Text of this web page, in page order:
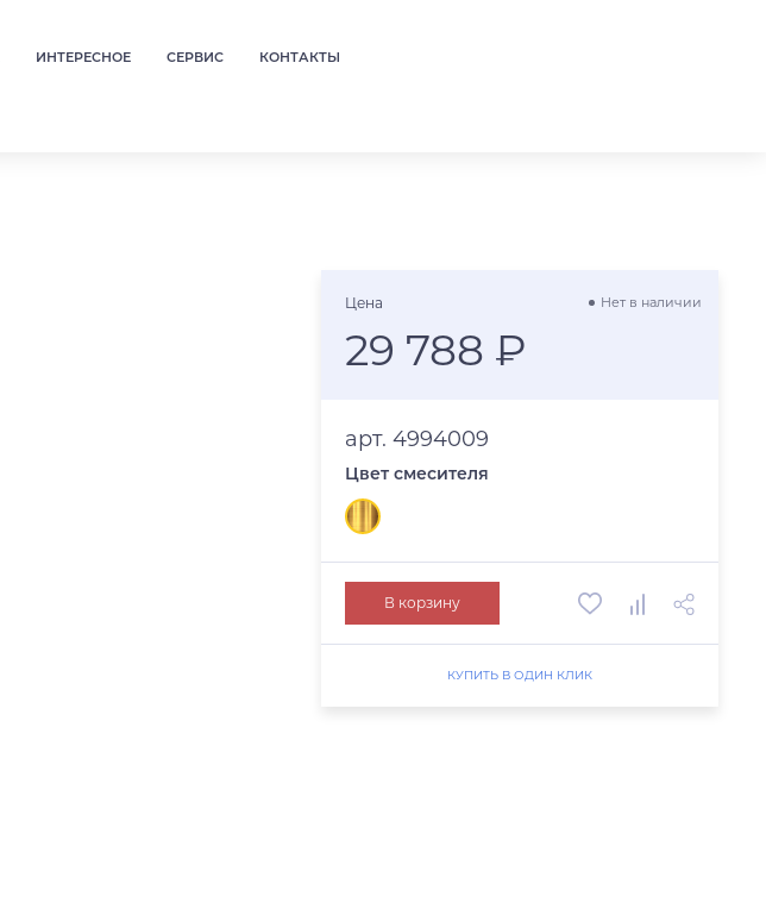
ИНТЕРЕСНОЕ СЕРВИС КОНТАКТЫ
Цена Нет в наличии
29 788 ₽
арт. 4994009
Цвет смесителя
В корзину
КУПИТЬ В ОДИН КЛИК